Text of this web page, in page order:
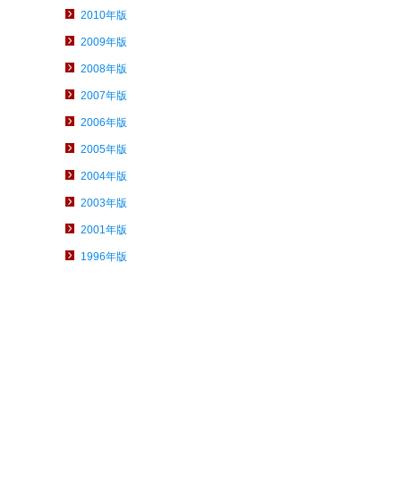
2010年版
2009年版
2008年版
2007年版
2006年版
2005年版
2004年版
2003年版
2001年版
1996年版